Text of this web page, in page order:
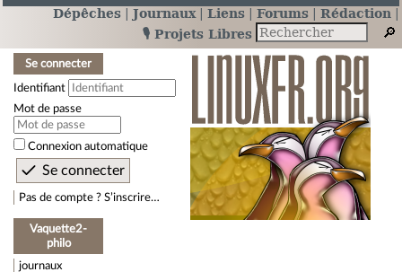
Dépêches Journaux Liens Forums
Rédaction
🎙️ Projets Libres
Se connecter
Identifiant
Mot de passe
Connexion automatique
Pas de compte ? S’inscrire…
Vaquette2-
philo
journaux